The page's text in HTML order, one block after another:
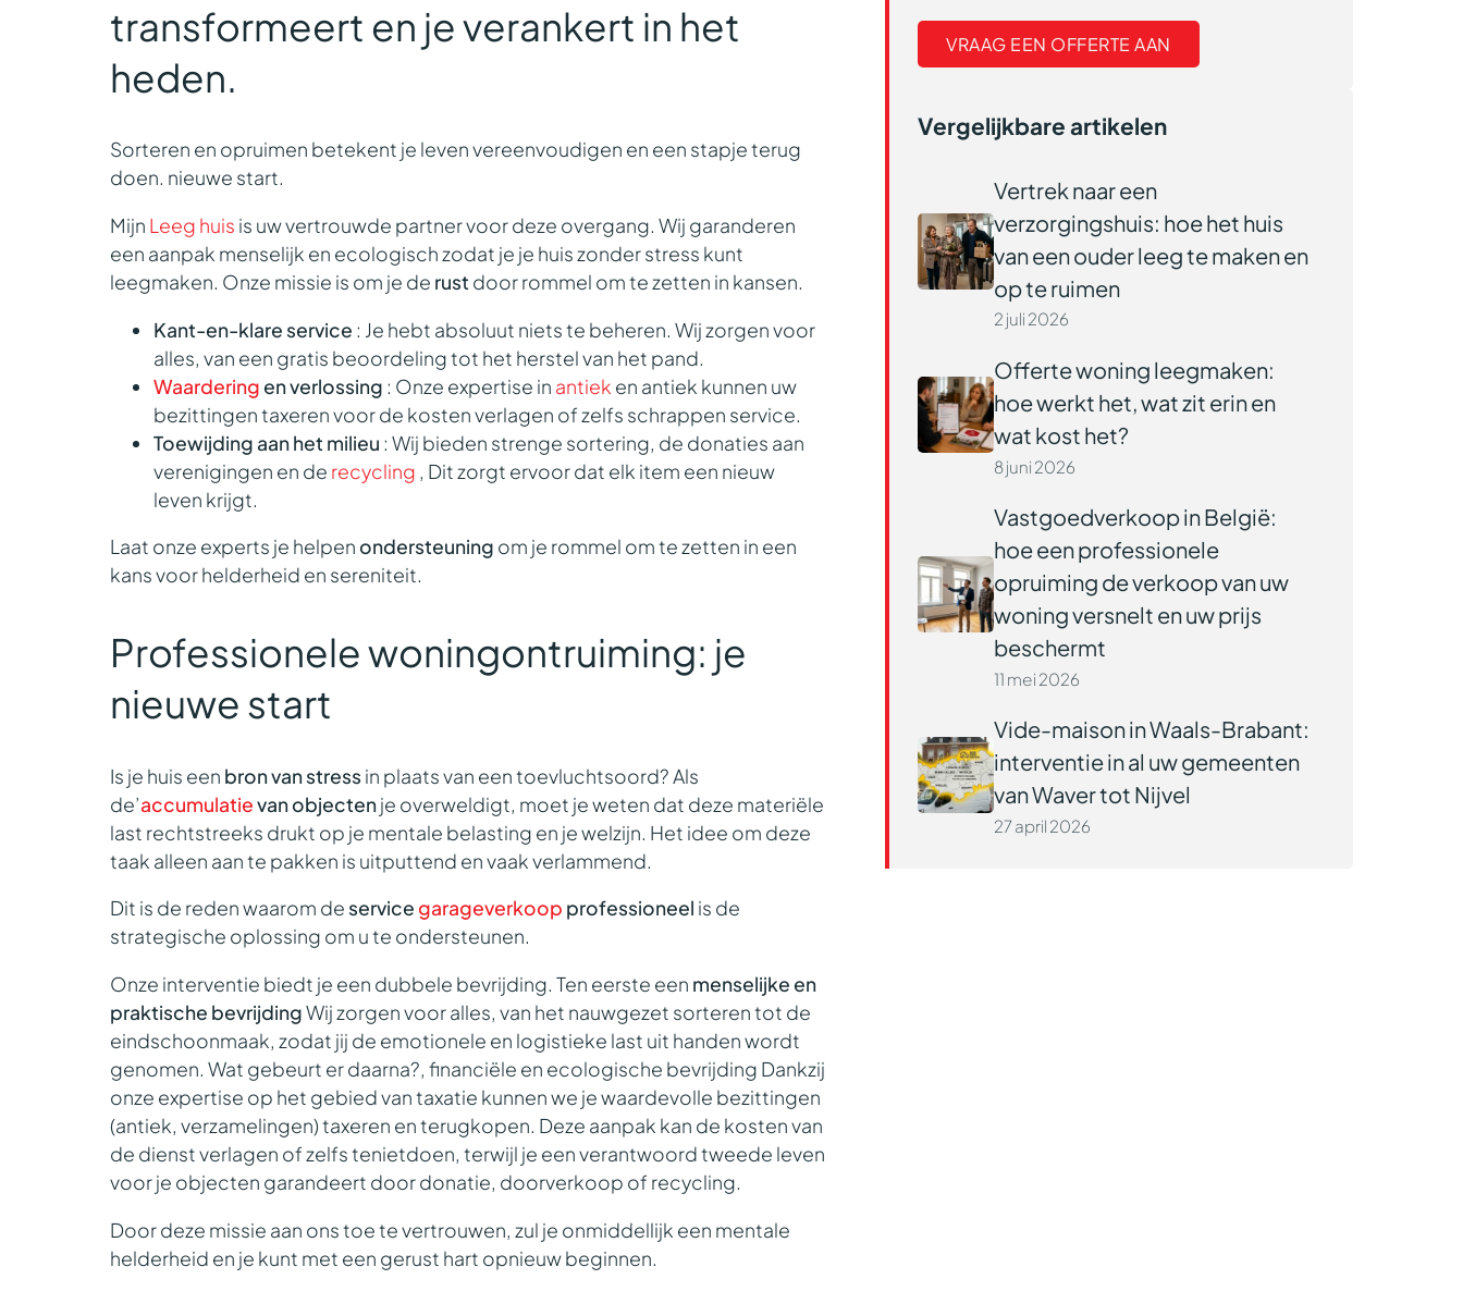
transformeert en je verankert in het
heden.
Sorteren en opruimen betekent je leven vereenvoudigen en een stapje terug
doen. nieuwe start.
Mijn Leeg huis is uw vertrouwde partner voor deze overgang. Wij garanderen
een aanpak menselijk en ecologischzodat je je huis zonder stress kunt
leegmaken. Onze missie is om je de rust door rommel om te zetten in kansen.
Kant-en-klare service : Je hebt absoluut niets te beheren. Wij zorgen voor
alles, van een gratis beoordeling tot het herstel van het pand.
Waardering en verlossing : Onze expertise in antiek en antiek kunnen uw
bezittingen taxeren voorde kosten verlagen of zelfs schrappen service.
Toewijding aan het milieu : Wij bieden strenge sortering, de donaties aan
verenigingen en de recycling , Dit zorgt ervoor dat elk item een nieuw
leven krijgt.
Laat onze experts je helpen ondersteuning om je rommel om te zetten in een
kans voor helderheid en sereniteit.
Professionele woningontruiming: je
nieuwe start
Is je huis een bron van stress in plaats van een toevluchtsoord? Als
de’accumulatievan objectenje overweldigt, moet je weten dat deze materiële
last rechtstreeks drukt op je mentale belasting en je welzijn. Het idee om deze
taak alleen aan te pakken is uitputtend en vaak verlammend.
Dit is de reden waarom deservice garageverkoop professioneel is de
strategische oplossing om u te ondersteunen.
Onze interventie biedt je een dubbele bevrijding. Ten eerste een menselijke en
praktische bevrijdingWij zorgen voor alles, van het nauwgezet sorteren tot de
eindschoonmaak, zodat jij de emotionele en logistieke last uit handen wordt
genomen. Wat gebeurt er daarna?, financiële en ecologische bevrijding Dankzij
onze expertise op het gebied van taxatie kunnen we je waardevolle bezittingen
(antiek, verzamelingen) taxeren en terugkopen. Deze aanpak kan de kosten van
de dienst verlagen of zelfs tenietdoen, terwijl je een verantwoord tweede leven
voor je objecten garandeert door donatie, doorverkoop of recycling.
Door deze missie aan ons toe te vertrouwen, zul je onmiddellijk een mentale
helderheid en je kunt met een gerust hart opnieuw beginnen.
VRAAG EEN OFFERTE AAN
Vergelijkbare artikelen
Vertrek naar een
verzorgingshuis: hoe het huis
van een ouder leeg te maken en
op te ruimen
2 juli 2026
Offerte woning leegmaken:
hoe werkt het, wat zit erin en
wat kost het?
8 juni 2026
Vastgoedverkoop in België:
hoe een professionele
opruiming de verkoop van uw
woning versnelt en uw prijs
beschermt
11 mei 2026
Vide-maison in Waals-Brabant:
interventie in al uw gemeenten
van Waver tot Nijvel
27 april 2026